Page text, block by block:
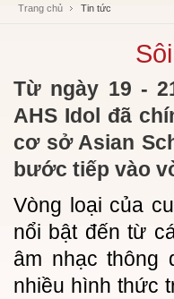
Trang chủ Tin tức
Từ ngày 19 -
AHS Idol đã
cơ sở Asian
bước tiếp vào
Vòng loại của
nổi bật đến từ
âm nhạc thông
nhiều hình thức